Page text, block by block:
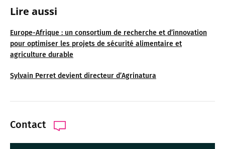
Lire aussi
Europe-Afrique : un consortium de recherche et d’innovation
pour optimiser les projets de sécurité alimentaire et
agriculture durable
Sylvain Perret devient directeur d’Agrinatura
Contact